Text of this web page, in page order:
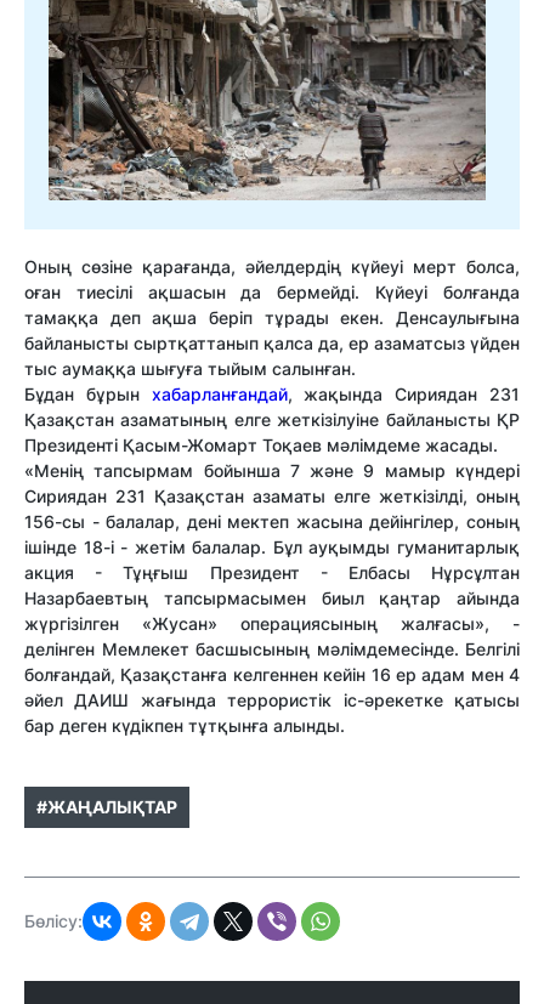
Оның сөзіне қарағанда, әйелдердің күйеуі мерт болса,
оған тиесілі ақшасын да бермейді. Күйеуі болғанда
тамаққа деп ақша беріп тұрады екен. Денсаулығына
байланысты сыртқаттанып қалса да, ер азаматсыз үйден
тыс аумаққа шығуға тыйым салынған.
Бұдан бұрын хабарланғандай, жақында Сириядан 231
Қазақстан азаматының елге жеткізілуіне байланысты ҚР
Президенті Қасым-Жомарт Тоқаев мәлімдеме жасады.
«Менің тапсырмам бойынша 7 және 9 мамыр күндері
Сириядан 231 Қазақстан азаматы елге жеткізілді, оның
156-сы - балалар, дені мектеп жасына дейінгілер, соның
ішінде 18-і - жетім балалар. Бұл ауқымды гуманитарлық
акция - Тұңғыш Президент - Елбасы Нұрсұлтан
Назарбаевтың тапсырмасымен биыл қаңтар айында
жүргізілген «Жусан» операциясының жалғасы», -
делінген Мемлекет басшысының мәлімдемесінде. Белгілі
болғандай, Қазақстанға келгеннен кейін 16 ер адам мен 4
әйел ДАИШ жағында террористік іс-әрекетке қатысы
бар деген күдікпен тұтқынға алынды.
#ЖАҢАЛЫҚТАР
Бөлісу: